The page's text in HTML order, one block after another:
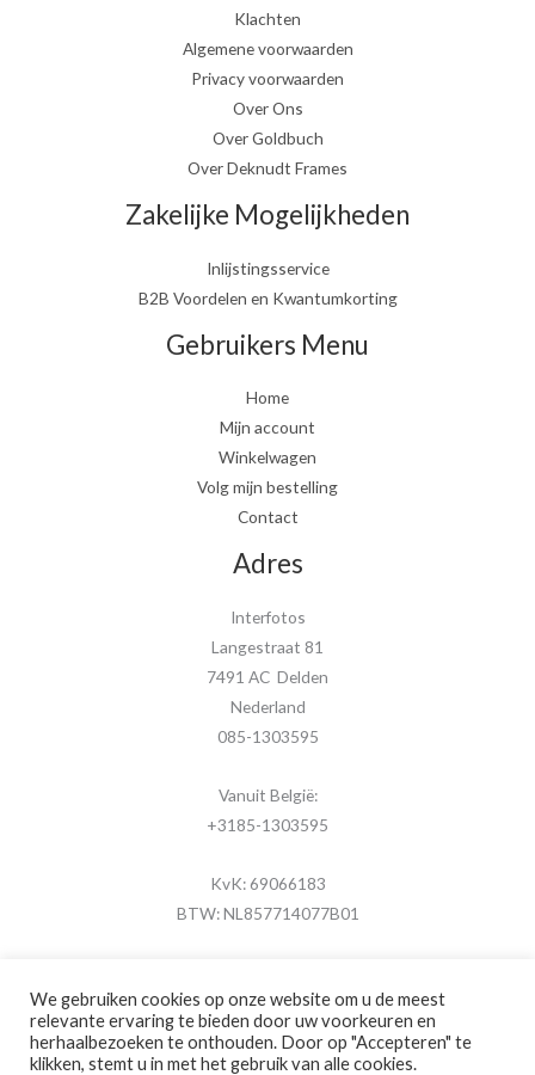
Klachten
Algemene voorwaarden
Privacy voorwaarden
Over Ons
Over Goldbuch
Over Deknudt Frames
Zakelijke Mogelijkheden
Inlijstingsservice
B2B Voordelen en Kwantumkorting
Gebruikers Menu
Home
Mijn account
Winkelwagen
Volg mijn bestelling
Contact
Adres
Interfotos
Langestraat 81
7491 AC Delden
Nederland
085-1303595
Vanuit België:
+3185-1303595
KvK: 69066183
BTW: NL857714077B01
Copyright © 2026 MijnFotolijstje.nl
We gebruiken cookies op onze website om u de meest
relevante ervaring te bieden door uw voorkeuren en
herhaalbezoeken te onthouden. Door op "Accepteren" te
klikken, stemt u in met het gebruik van alle cookies.